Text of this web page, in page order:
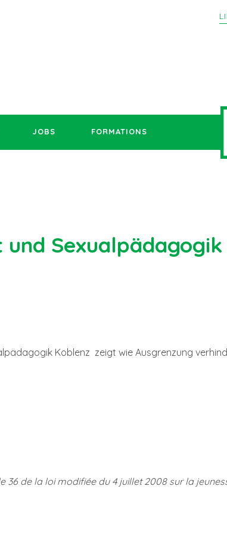
JOBS FORMATIONS
Sexualpädagogik
Koblenz zeigt wie Ausgrenzung
de la loi modifiée du 4 juillet 2008 sur la